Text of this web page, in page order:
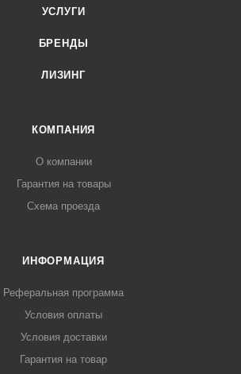
УСЛУГИ
БРЕНДЫ
ЛИЗИНГ
КОМПАНИЯ
О компании
Гарантия на товары
Схема проезда
ИНФОРМАЦИЯ
Реферальная программа
Условия оплаты
Условия доставки
Гарантия на товар